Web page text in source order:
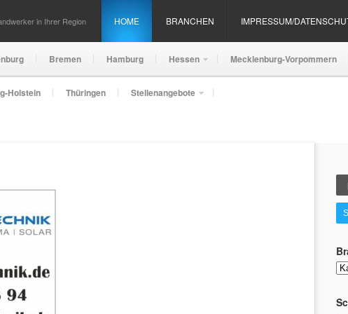
in Ihrer Region HOME BRANCHEN IMPRESSUM/
Bremen Hamburg Hessen Mecklenburg-Vorpommern
Holstein Thüringen Stellenangebote